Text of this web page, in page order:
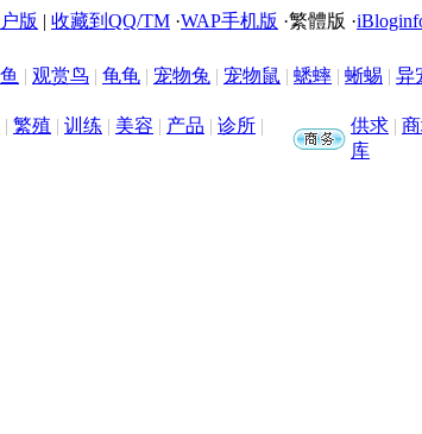
版 | 收藏到QQ/TM ·WAP手机版 ·繁體版 ·
| 观赏鸟 | 龟龟 | 宠物兔 | 宠物鼠 | 蟋蟀 | 蜥蜴 | 异
| 繁殖 | 训练 | 美容 | 产品 | 诊所 |
供求 |
库